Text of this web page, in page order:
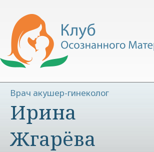
Врач акушер-гинеколог
Ирина
Жгарёва